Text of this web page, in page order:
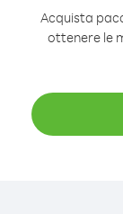
Acquista
ottenere le